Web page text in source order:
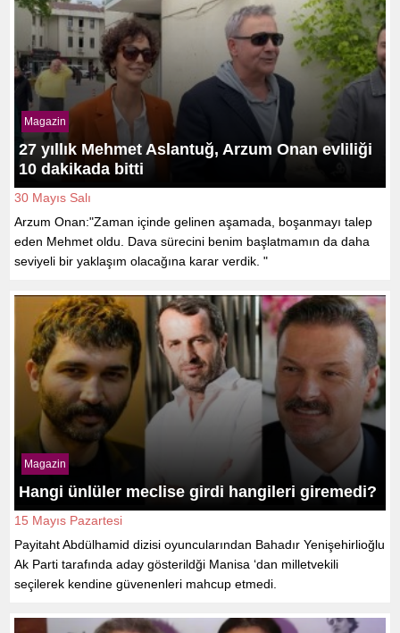
Magazin
27 yıllık Mehmet Aslantuğ, Arzum Onan evliliği
10 dakikada bitti
30 Mayıs Salı
Arzum Onan:"Zaman içinde gelinen aşamada, boşanmayı talep
eden Mehmet oldu. Dava sürecini benim başlatmamın da daha
seviyeli bir yaklaşım olacağına karar verdik. "
Magazin
Hangi ünlüler meclise girdi hangileri giremedi?
15 Mayıs Pazartesi
Payitaht Abdülhamid dizisi oyuncularından Bahadır Yenişehirlioğlu
Ak Parti tarafında aday gösterildği Manisa ‘dan milletvekili
seçilerek kendine güvenenleri mahcup etmedi.